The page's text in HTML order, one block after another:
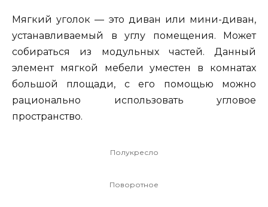
Мягкий уголок — это диван или мини-диван,
устанавливаемый в углу помещения. Может
собираться из модульных частей. Данный
элемент мягкой мебели уместен в комнатах
большой площади, с его помощью можно
рационально использовать угловое
пространство.
Полукресло
Поворотное